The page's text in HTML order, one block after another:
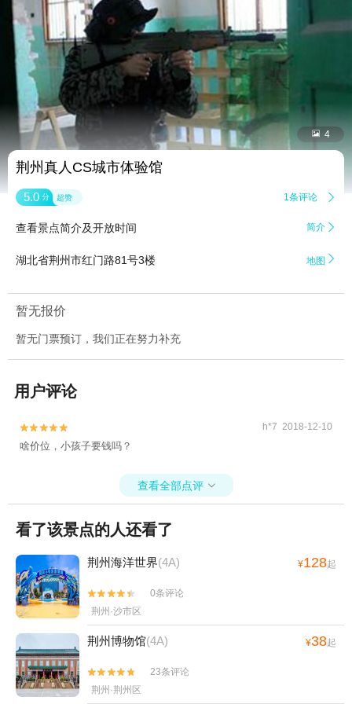
 4
荆州真人CS城市体验馆
5.0 分 超赞 1条评论 
查看景点简介及开放时间 简介 
湖北省荆州市红门路81号3楼 地图 
暂无报价
暂无门票预订，我们正在努力补充
用户评论

 h*7 2018-12-10
啥价位，小孩子要钱吗？
查看全部点评 
看了该景点的人还看了
荆州海洋世界(4A) ¥128起


0条评论
荆州·沙市区
荆州博物馆(4A) ¥38起


23条评论
荆州·荆州区
